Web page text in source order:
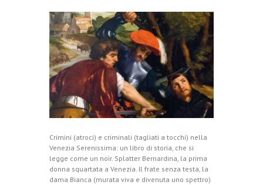
Crimini (atroci) e criminali (tagliati a tocchi) nella
Venezia Serenissima: un libro di storia, che si
legge come un noir. Splatter Bernardina, la prima
donna squartata a Venezia. Il frate senza testa, la
dama Bianca (murata viva e divenuta uno spettro)